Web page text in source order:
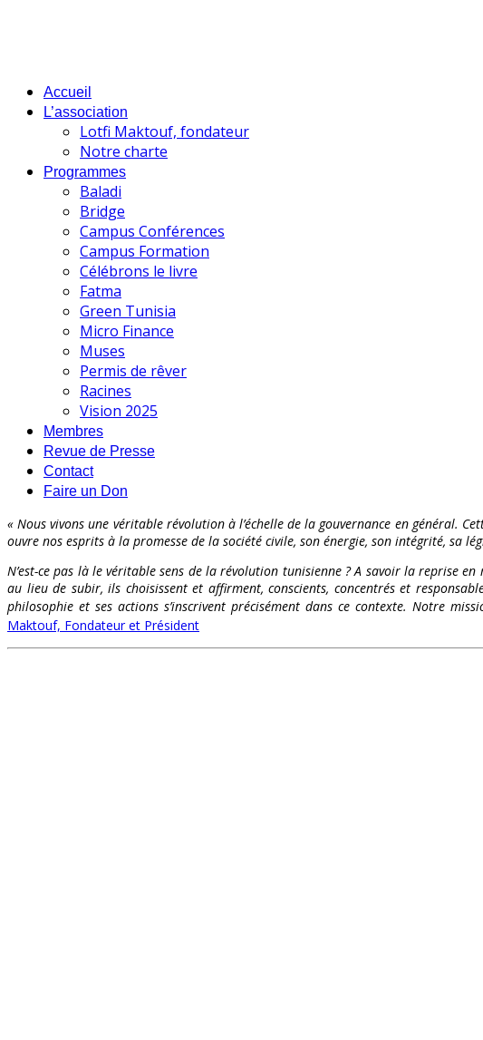
Accueil
L’association
Lotfi Maktouf, fondateur
Notre charte
Programmes
Baladi
Bridge
Campus Conférences
Campus Formation
Célébrons le livre
Fatma
Green Tunisia
Micro Finance
Muses
Permis de rêver
Racines
Vision 2025
Membres
Revue de Presse
Contact
Faire un Don
« Nous vivons une véritable révolution à l’échelle de la gouvernance en général.
ouvre nos esprits à la promesse de la société civile, son énergie, son intégrité, sa
N’est-ce pas là le véritable sens de la révolution tunisienne ? A savoir la reprise
au lieu de subir, ils choisissent et affirment, conscients, concentrés et
philosophie et ses actions s’inscrivent précisément dans ce contexte. Notre
Maktouf, Fondateur et Président